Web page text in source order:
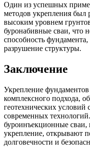
Один из успешных
методов укрепления был
высоким уровнем
буронабивные сваи, что
способность
разрушение структуры.
Заключение
Укрепление
комплексного подхода,
геотехнических
современных
буроинъекционные сваи,
укрепление, открывают
долговечности и